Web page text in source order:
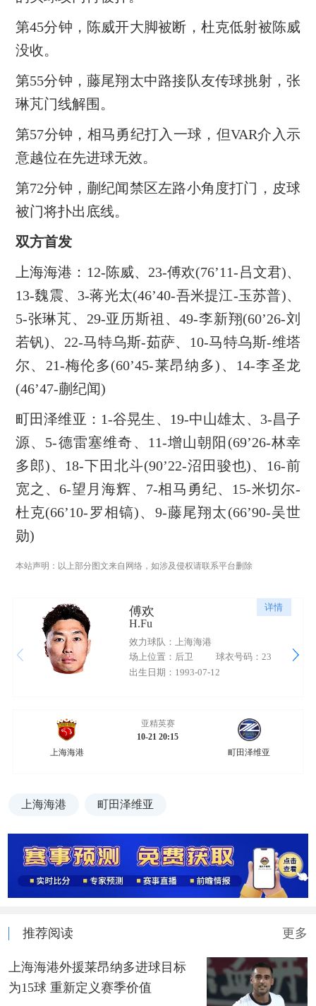
第45分钟，陈威开大脚被断，杜克低射被陈威
没收。
第55分钟，藤尾翔太中路接队友传球挑射，张
琳芃门线解围。
第57分钟，相马勇纪打入一球，但VAR介入示
意越位在先进球无效。
第72分钟，蒯纪闻禁区左路小角度打门，皮球
被门将扑出底线。
双方首发
上海海港：12-陈威、23-傅欢(76’11-吕文君)、
13-魏震、3-蒋光太(46’40-吾米提江-玉苏普)、
5-张琳芃、29-亚历斯祖、49-李新翔(60’26-刘
若钒)、22-马特乌斯-茹萨、10-马特乌斯-维塔
尔、21-梅伦多(60’45-莱昂纳多)、14-李圣龙
(46’47-蒯纪闻)
町田泽维亚：1-谷晃生、19-中山雄太、3-昌子
源、5-德雷塞维奇、11-增山朝阳(69’26-林幸
多郎)、18-下田北斗(90’22-沼田骏也)、16-前
宽之、6-望月海辉、7-相马勇纪、15-米切尔-
杜克(66’10-罗相镐)、9-藤尾翔太(66’90-吴世
勋)
本站声明：以上部分图文来自网络，如涉及侵权请联系平台删除
详情
傅欢
H.Fu
效力球队：上海海港
场上位置：后卫
球衣号码：23
出生日期：1993-07-12
上海海港
亚精英赛
10-21 20:15
町田泽维亚
上海海港 町田泽维亚
推荐阅读 更多
上海海港外援‌莱昂纳多进球目标
为15球 重新定义赛季价值